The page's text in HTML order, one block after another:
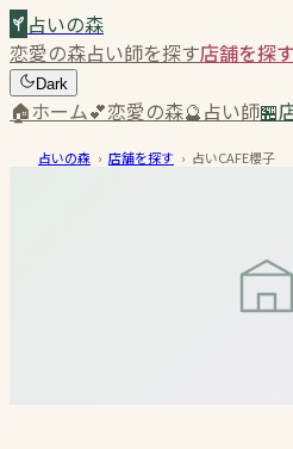
占いの森
恋愛の森占い師を探す店舗を探す
Dark
🏠ホーム💕恋愛の森🔮占い師🏪
占いの森 › 店舗を探す › 占いCAFE櫻子